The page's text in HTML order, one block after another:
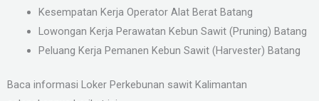
Kesempatan Kerja Operator Alat Berat Batang
Lowongan Kerja Perawatan Kebun Sawit (Pruning) Batang
Peluang Kerja Pemanen Kebun Sawit (Harvester) Batang
Baca informasi Loker Perkebunan sawit Kalimantan